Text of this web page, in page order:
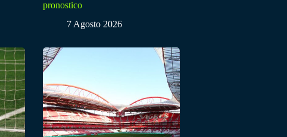
pronostico
7 Agosto 2026